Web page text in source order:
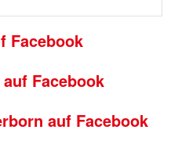
Facebook
Facebook
auf Facebook